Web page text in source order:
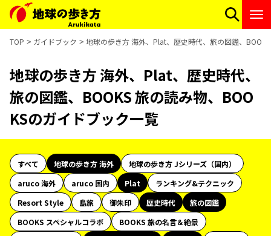
TOP ガイドブック 地球の歩き方 海外、Plat、歴史時代、旅の図鑑、
地球の歩き方 海外、Plat、歴史時代、
旅の図鑑、BOOKS 旅の読み物、BOO
KSのガイドブック一覧
すべて 地球の歩き方 海外
地球の歩き方 Jシリーズ（国内）
aruco 海外
aruco 国内 Plat
ランキング&テクニック
Resort Style
島旅 御朱印 歴史時代
旅の図鑑
BOOKS スペシャルコラボ
BOOKS 旅の名言＆絶景